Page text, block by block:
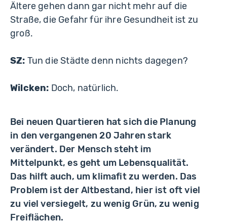
Ältere gehen dann gar nicht mehr auf die
Straße, die Gefahr für ihre Gesundheit ist zu
groß.
SZ: Tun die Städte denn nichts dagegen?
Wilcken: Doch, natürlich.
Bei neuen Quartieren hat sich die Planung
in den vergangenen 20 Jahren stark
verändert. Der Mensch steht im
Mittelpunkt, es geht um Lebensqualität.
Das hilft auch, um klimafit zu werden. Das
Problem ist der Altbestand, hier ist oft viel
zu viel versiegelt, zu wenig Grün, zu wenig
Freiflächen.